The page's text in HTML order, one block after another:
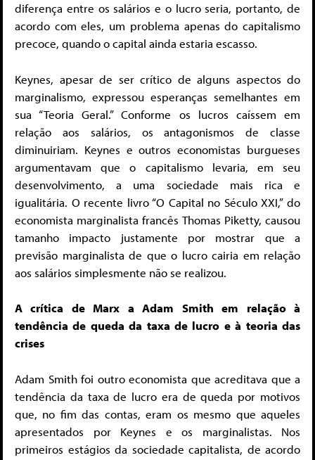
diferença entre os salários e o lucro seria, portanto, de
acordo com eles, um problema apenas do capitalismo
precoce, quando o capital ainda estaria escasso.
Keynes, apesar de ser crítico de alguns aspectos do
marginalismo, expressou esperanças semelhantes em
sua “Teoria Geral.” Conforme os lucros caíssem em
relação aos salários, os antagonismos de classe
diminuiriam. Keynes e outros economistas burgueses
argumentavam que o capitalismo levaria, em seu
desenvolvimento, a uma sociedade mais rica e
igualitária. O recente livro “O Capital no Século XXI,” do
economista marginalista francês Thomas Piketty, causou
tamanho impacto justamente por mostrar que a
previsão marginalista de que o lucro cairia em relação
aos salários simplesmente não se realizou.
A crítica de Marx a Adam Smith em relação à
tendência de queda da taxa de lucro e à teoria das
crises
Adam Smith foi outro economista que acreditava que a
tendência da taxa de lucro era de queda por motivos
que, no fim das contas, eram os mesmo que aqueles
apresentados por Keynes e os marginalistas. Nos
primeiros estágios da sociedade capitalista, de acordo